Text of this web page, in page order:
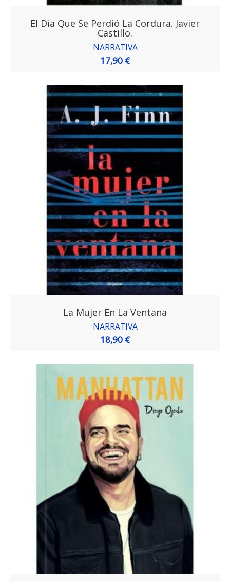
El Día Que Se Perdió La Cordura. Javier
Castillo.
NARRATIVA
17,90 €
La Mujer En La Ventana
NARRATIVA
18,90 €